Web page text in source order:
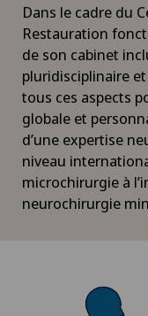
Dans le cadre du
Restauration
de son cabinet
pluridisciplinaire
tous ces aspects
globale et
d’une expertise
niveau
microchirurgie à
neurochirurgie